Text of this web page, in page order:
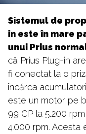
Sistemul de
in este în mare
unui Prius
că Prius Plug-in
fi conectat la o
încărca
este un motor pe
99 CP la 5.200
4.000 rpm.